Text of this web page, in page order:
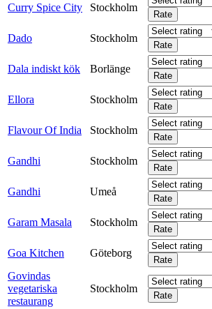
Curry Spice City Stockholm
Dado Stockholm
Dala indiskt kök Borlänge
Ellora Stockholm
Flavour Of India Stockholm
Gandhi Stockholm
Gandhi Umeå
Garam Masala Stockholm
Goa Kitchen
Göteborg
Govindas
vegetariska
restaurang
Stockholm